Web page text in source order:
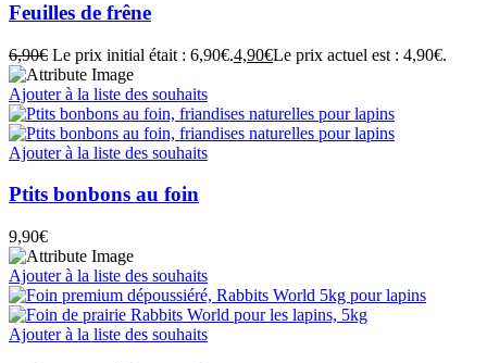
Feuilles de frêne
6,90€ Le prix initial était : 6,90€.4,90€Le prix actuel est : 4,90€.
Ajouter à la liste des souhaits
Ajouter à la liste des souhaits
Ptits bonbons au foin
9,90€
Ajouter à la liste des souhaits
Ajouter à la liste des souhaits